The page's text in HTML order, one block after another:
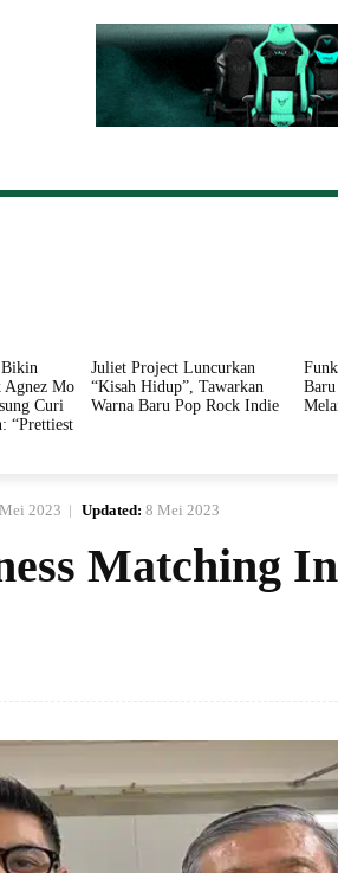
Bikin
Mo
Curi
“Prettiest
Juliet Project Luncurkan
“Kisah Hidup”, Tawarkan
Warna Baru Pop Rock Indie
2023 Updated: 8 Mei 2023
Matching